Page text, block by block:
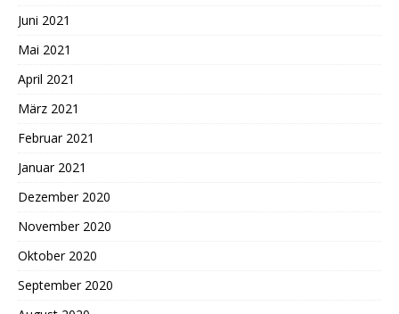
Juni 2021
Mai 2021
April 2021
März 2021
Februar 2021
Januar 2021
Dezember 2020
November 2020
Oktober 2020
September 2020